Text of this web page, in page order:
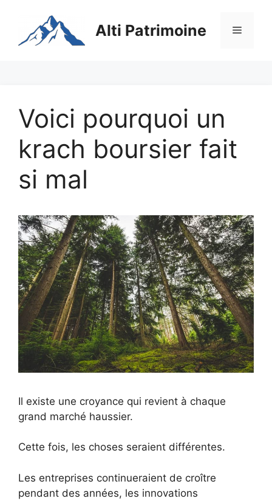
contenu
Alti Patrimoine Menu
Voici pourquoi un
krach boursier fait
si mal
Il existe une croyance qui revient à chaque
grand marché haussier.
Cette fois, les choses seraient différentes.
Les entreprises continueraient de croître
pendant des années, les innovations